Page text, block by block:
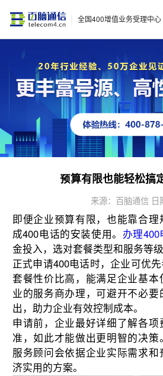
全国400增值业务受理中心
预算有限也能轻松搞
来源：百脑通信
即便企业预算有限，也能靠合
成400电话的安装使用。 办理400
金投入，选对套餐类型和服务等级
正式申请400电话时，企业可优
套餐性价比高，能满足企业基
业的服务商办理，可避开不必
出，助力企业有效控制成本。
申请前，企业最好详细了解各
准，如此才能做出更明智的决
服务顾问会依据企业实际需求
济实用的方案。